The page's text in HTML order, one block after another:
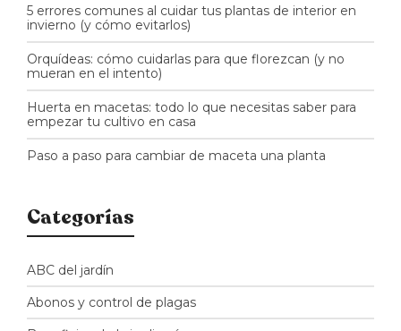
5 errores comunes al cuidar tus plantas de interior en
invierno (y cómo evitarlos)
Orquídeas: cómo cuidarlas para que florezcan (y no
mueran en el intento)
Huerta en macetas: todo lo que necesitas saber para
empezar tu cultivo en casa
Paso a paso para cambiar de maceta una planta
Categorías
ABC del jardín
Abonos y control de plagas